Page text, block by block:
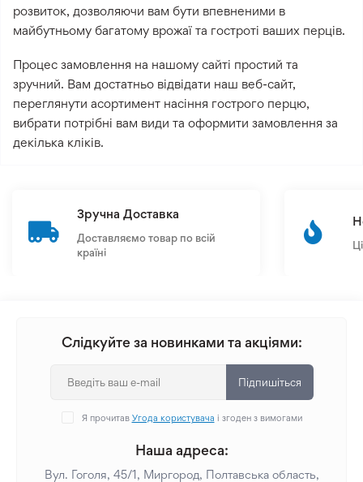
розвиток, дозволяючи вам бути впевненими в
майбутньому багатому врожаї та гостроті ваших перців.
Процес замовлення на нашому сайті простий та
зручний. Вам достатньо відвідати наш веб-сайт,
переглянути асортимент насіння гострого перцю,
вибрати потрібні вам види та оформити замовлення за
декілька кліків.
Зручна Доставка
Доставляємо товар по всій
країні
Слідкуйте за новинками та акціями:
Підпишіться
Я прочитав Угода користувача і згоден з вимогами
Наша адреса:
Вул. Гоголя, 45/1, Миргород, Полтавська область,